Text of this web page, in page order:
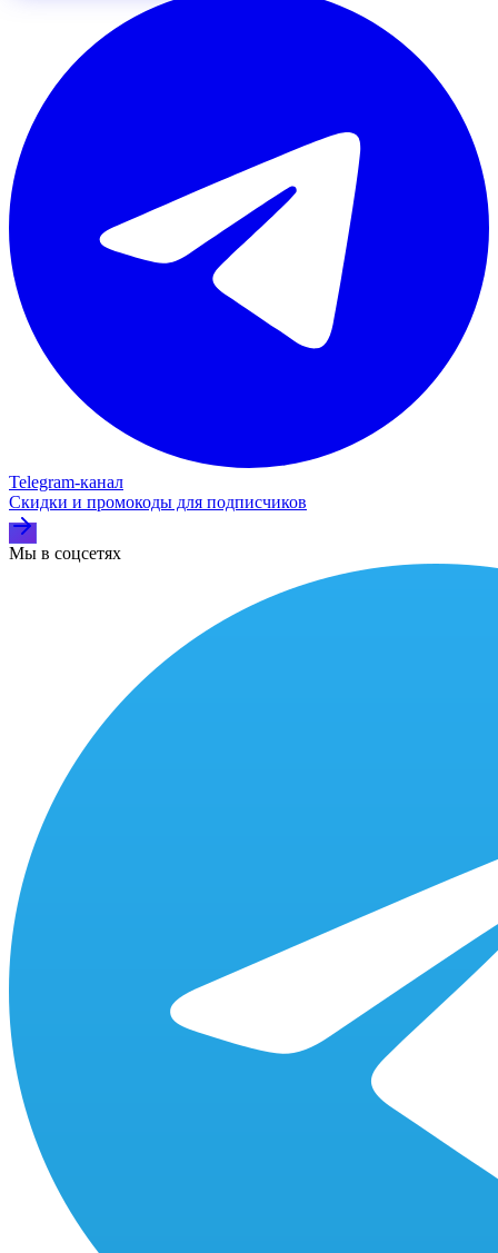
Telegram‑канал
Скидки и промокоды для подписчиков
Мы в соцсетях